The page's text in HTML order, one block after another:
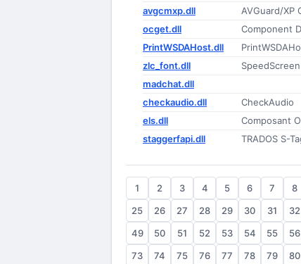
avgcmxp.dll AVGuard/XP
ocget.dll Component
PrintWSDAHost.dll
zlc_font.dll
madchat.dll
checkaudio.dll CheckAudio
els.dll Composant
staggerfapi.dll TRADOS S-
1 2 3 4 5 6 7 8
25
26 27 28 29 30 31 32
49
50 51 52 53 54 55 56
73
74 75 76 77 78 79 80